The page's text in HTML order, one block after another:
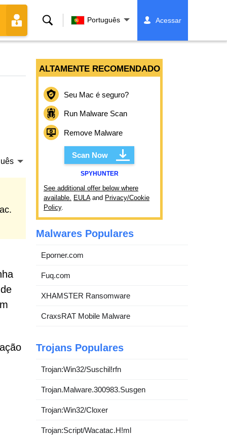
Buscar Português Acessar
ALTAMENTE RECOMENDADO
Seu Mac é seguro?
Run Malware Scan
Remove Malware
Scan Now
SPYHUNTER
See additional offer below where
available. EULAand Privacy/Cookie
Policy.
Malwares Populares
Eporner.com
Fuq.com
XHAMSTER Ransomware
CraxsRAT Mobile Malware
Trojans Populares
Trojan:Win32/Suschil!rfn
Trojan.Malware.300983.Susgen
Trojan:Win32/Cloxer
Trojan:Script/Wacatac.H!ml